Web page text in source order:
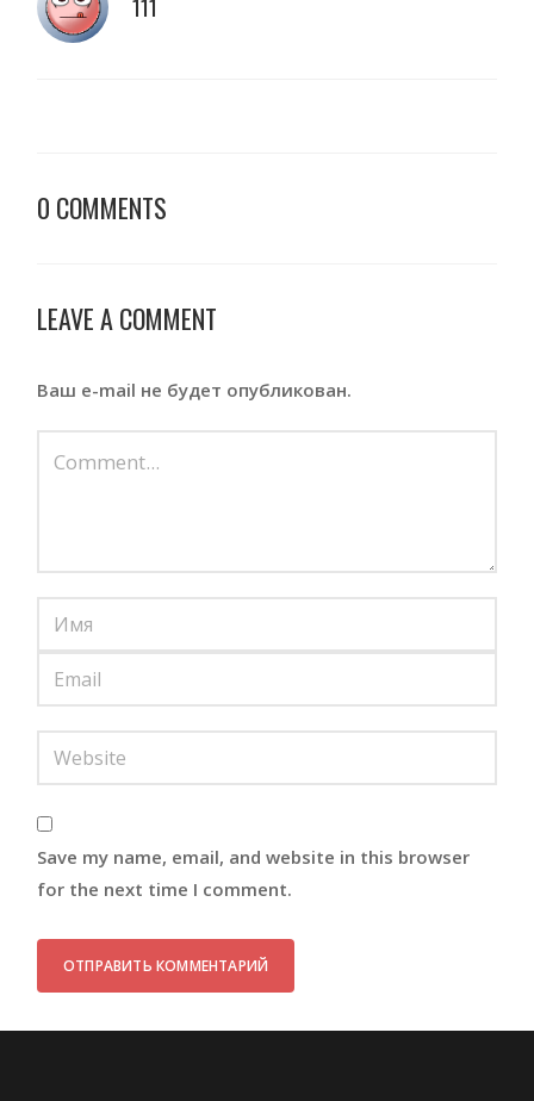
0 COMMENTS
LEAVE A COMMENT
Ваш e-mail не будет опубликован.
Save my name, email, and website in this browser
for the next time I comment.